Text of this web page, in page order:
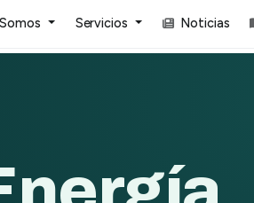
Servicios Noticias